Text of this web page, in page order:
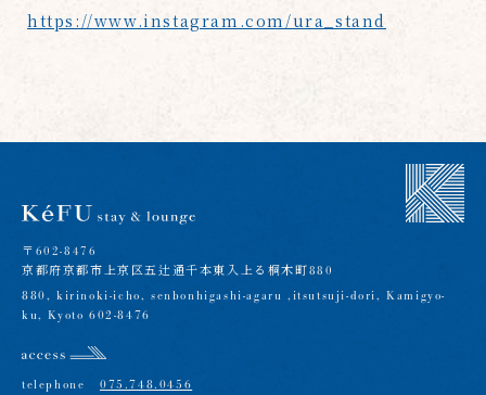
https://www.instagram.com/ura_stand
〒602-8476
京都府京都市上京区五辻通千本東入上る桐木町880
880, kirinoki-icho, senbonhigashi-agaru ,itsutsuji-dori, Kamigyo-
ku, Kyoto 602-8476
telephone 075.748.0456